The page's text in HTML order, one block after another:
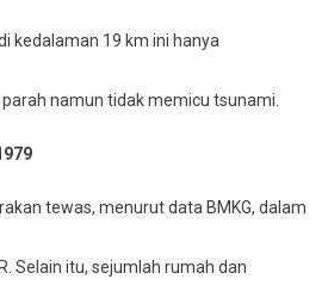
kedalaman 19 km ini hanya
namun tidak memicu tsunami.
tewas, menurut data BMKG, dalam
Selain itu, sejumlah rumah dan